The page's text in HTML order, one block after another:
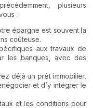
plusieurs
:
épargne est souvent la
coûteuse.
aux travaux de
les banques, avec des
déjà un prêt immobilier,
et d’y intégrer le
et les conditions pour